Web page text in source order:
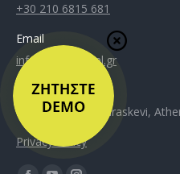
+30 210 6815 681
Email
info@lidsmedical.gr
Address
Kiprou 61, Agia Paraskevi,
Privacy Policy